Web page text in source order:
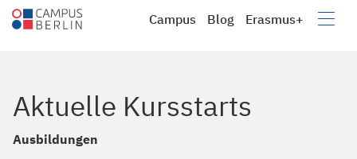
Campus Campus Blog Erasmus+
Zukunft wagen – Campus
Berlin 2026